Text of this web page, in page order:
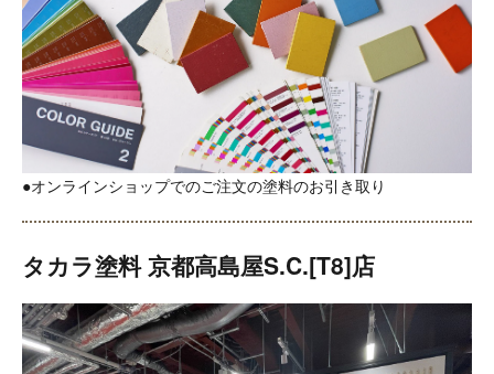
●オンラインショップでのご注文の塗料のお引き取り
タカラ塗料 京都高島屋S.C.[T8]店